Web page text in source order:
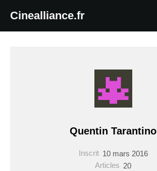
Cinealliance.fr
Quentin Tarantino
Inscrit 10 mars 2016
Articles 20